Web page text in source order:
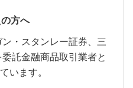
方へ
・スタンレー証券、三
託金融商品取引業者と
います。